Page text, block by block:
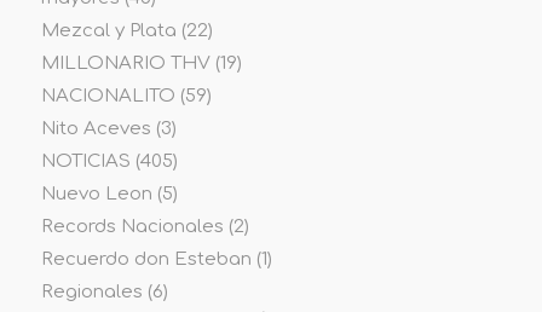
Mezcal y Plata (22)
MILLONARIO THV(19)
NACIONALITO (59)
Nito Aceves (3)
NOTICIAS (405)
Nuevo Leon (5)
Records Nacionales (2)
Recuerdo don Esteban (1)
Regionales (6)